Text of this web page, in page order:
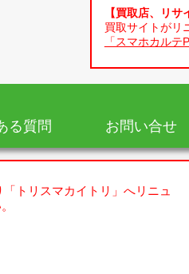
【買取店、リ
買取サイトがリ
「スマホカルテ
る質問 お問い合せ
トリスマカイトリ」へリニュ